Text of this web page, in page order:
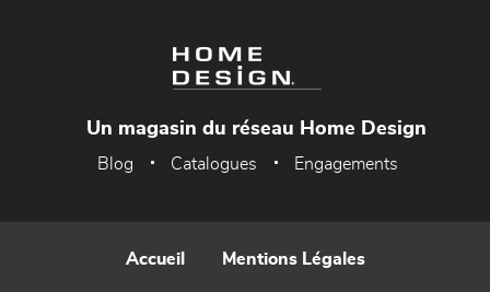
Un magasin du réseau Home Design
Blog Catalogues Engagements
Accueil Mentions Légales